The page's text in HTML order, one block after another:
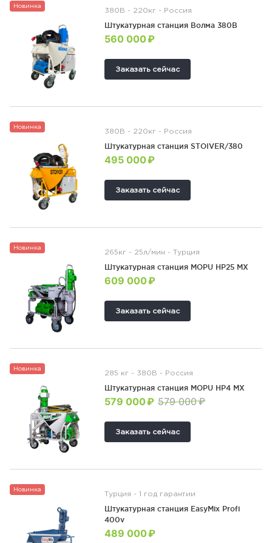
Новинка
380В - 220кг - Россия
Штукатурная станция Волма 380В
560 000 ₽
Заказать сейчас
Новинка
380В - 220кг - Россия
Штукатурная станция STOIVER/380
495 000 ₽
Заказать сейчас
Новинка
265кг - 25л/мин - Турция
Штукатурная станция MOPU HP25 MX
609 000 ₽
Заказать сейчас
Новинка
285 кг - 380В - Россия
Штукатурная станция MOPU HP4 MX
579 000 ₽ 579 000 ₽
Заказать сейчас
Новинка
Турция - 1 год гарантии
Штукатурная станция EasyMix Profi
400v
489 000 ₽